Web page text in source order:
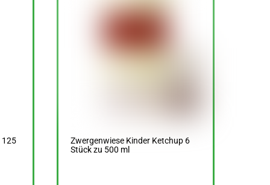
125
Zwergenwiese Kinder Ketchup 6
Stück zu 500 ml